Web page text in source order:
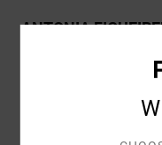
ANTONIA